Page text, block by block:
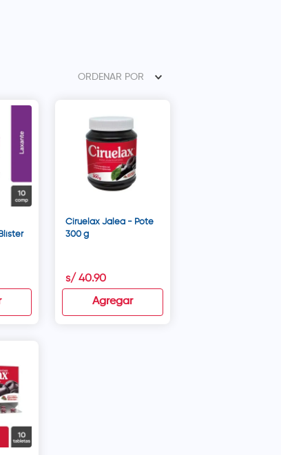
ORDENAR POR
Ciruelax Jalea - Pote
300 g
s/ 40.90
Agregar